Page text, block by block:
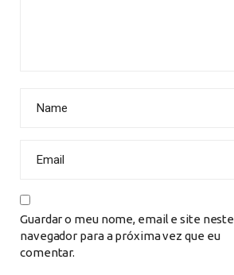
Guardar o meu nome, email e site neste
navegador para a próxima vez que eu
comentar.